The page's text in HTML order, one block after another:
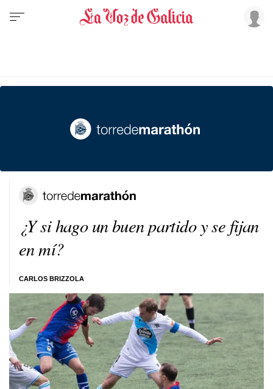
¿Y si hago un buen partido y se fijan
en mí?
CARLOS BRIZZOLA